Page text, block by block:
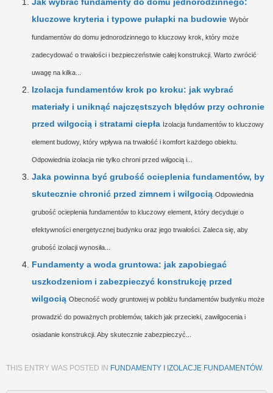
Jak wybrać fundamenty do domu jednorodzinnego:
kluczowe kryteria i typowe pułapki na budowie Wybór
fundamentów do domu jednorodzinnego to kluczowy krok, który może
zadecydować o trwałości i bezpieczeństwie całej konstrukcji. Warto zwrócić
uwagę na kilka...
Izolacja fundamentów krok po kroku: jak wybrać
materiały i uniknąć najczęstszych błędów przy ochronie
przed wilgocią i stratami ciepła Izolacja fundamentów to kluczowy
element budowy, który wpływa na trwałość i komfort każdego obiektu.
Odpowiednia izolacja nie tylko chroni przed wilgocią i...
Jaka powinna być grubość ocieplenia fundamentów, by
skutecznie chronić przed zimnem i wilgocią Odpowiednia
grubość ocieplenia fundamentów to kluczowy element, który decyduje o
efektywności energetycznej budynku oraz jego trwałości. Zaleca się, aby
grubość izolacji wynosiła...
Fundamenty a woda gruntowa: jak zapobiegać
uszkodzeniom i zabezpieczyć konstrukcję przed
wilgocią Obecność wody gruntowej w pobliżu fundamentów budynku może
prowadzić do poważnych problemów, takich jak przecieki, zawilgocenia i
osiadanie konstrukcji. Aby skutecznie zabezpieczyć...
THIS ENTRY WAS POSTED IN FUNDAMENTY I IZOLACJE FUNDAMENTÓW.